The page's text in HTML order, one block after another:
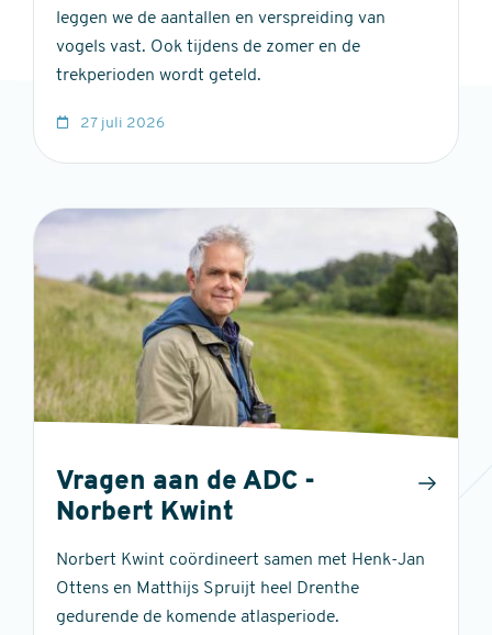
leggen we de aantallen en verspreiding van
vogels vast. Ook tijdens de zomer en de
trekperioden wordt geteld.
27 juli 2026
Vragen aan de ADC -
Norbert Kwint
Norbert Kwint coördineert samen met Henk-Jan
Ottens en Matthijs Spruijt heel Drenthe
gedurende de komende atlasperiode.